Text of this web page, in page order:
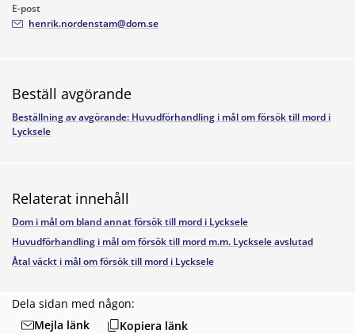
Dela sidan med någon:
Mejla länk
Kopiera länk
E-post
henrik.nordenstam@dom.se
Beställ avgörande
Beställning av avgörande: Huvudförhandling i mål om försök till mord i
Lycksele
Relaterat innehåll
Dom i mål om bland annat försök till mord i Lycksele
Huvudförhandling i mål om försök till mord m.m. Lycksele avslutad
Åtal väckt i mål om försök till mord i Lycksele